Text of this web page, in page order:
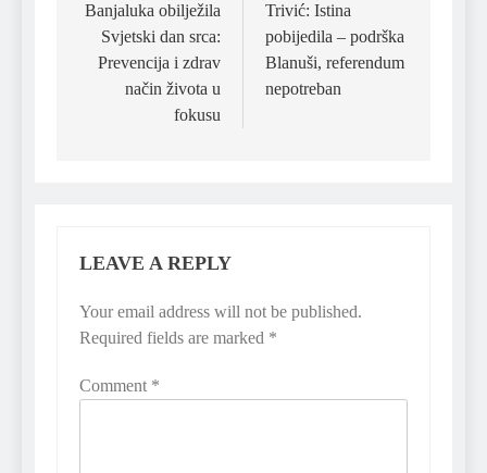
navigation
Banjaluka obilježila
Svjetski dan srca:
Prevencija i zdrav
način života u
fokusu
Trivić: Istina
pobijedila – podrška
Blanuši, referendum
nepotreban
LEAVE A REPLY
Your email address will not be published.
Required fields are marked *
Comment *